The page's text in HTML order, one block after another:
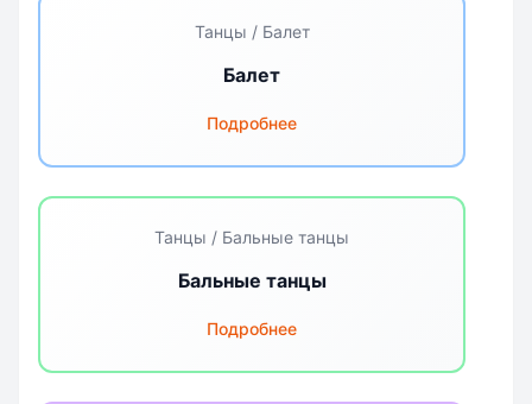
Танцы / Балет
Балет
Подробнее
Танцы / Бальные танцы
Бальные танцы
Подробнее